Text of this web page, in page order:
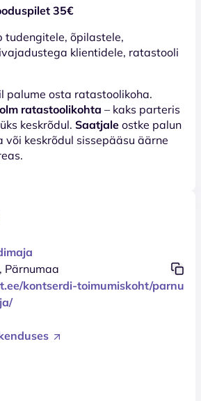
35€
tudengitele, õpilastele,
klientidele, ratastooli
palume osta ratastoolikoha.
ratastoolikohta – kaks parteris
keskrõdul. Saatjale ostke palun
või keskrõdul sissepääsu äärne
Pärnumaa
kontserdi-toimumiskoht/parnu